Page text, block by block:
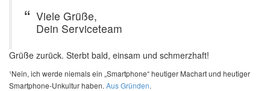
Viele Grüße,
Dein Serviceteam
Grüße zurück. Sterbt bald, einsam und schmerzhaft!
¹Nein, ich werde niemals ein „Smartphone“ heutiger Machart und heutiger
Smartphone-Unkultur haben. Aus Gründen.